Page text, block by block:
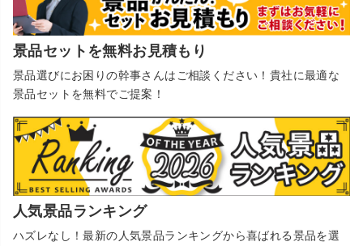
景品セットを無料お見積もり
景品選びにお困りの幹事さんはご相談ください！貴社に最適な
景品セットを無料でご提案！
人気景品ランキング
ハズレなし！最新の人気景品ランキングから喜ばれる景品を選